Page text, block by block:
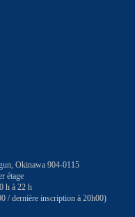
Okinawa 904-0115
étage
h à 22 h
/ dernière inscription à 20h00)